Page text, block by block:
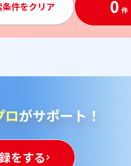
件をクリア 0 件
ロがサポート！
をする